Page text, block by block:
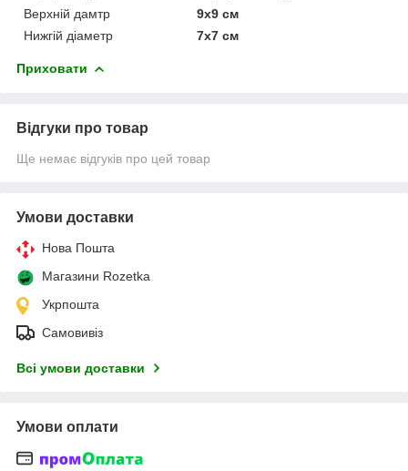
Верхній дамтр
9х9 см
Нижгій діаметр
7х7 см
Приховати
Відгуки про товар
Ще немає відгуків про цей товар
Умови доставки
Нова Пошта
Магазини Rozetka
Укрпошта
Самовивіз
Всі умови доставки
Умови оплати